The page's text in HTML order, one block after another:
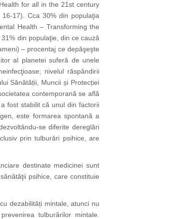
for all in the 21st century
17). Cca 30% din populaţia
Health – Transforming the
din populaţie, din ce cauză
– procentaj ce depăşeşte
al planetei suferă de unele
nivelul răspândirii
Sănătății, Muncii și Protecției
contemporană se află
fost stabilit că unul din factorii
este formarea spontană a
se diferite dereglări
prin tulburări psihice, are
destinate medicinei sunt
psihice, care constituie
dezabilități mintale, atunci nu
tulburărilor mintale.